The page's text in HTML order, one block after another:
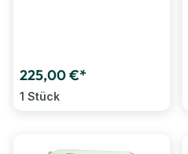
225,00 €*
1 Stück